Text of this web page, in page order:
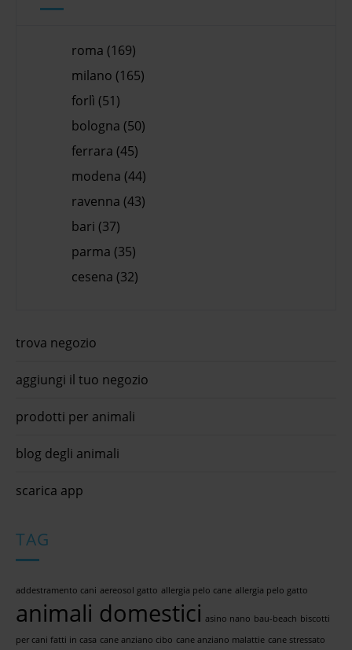
roma (169)
milano (165)
forlì (51)
bologna (50)
ferrara (45)
modena (44)
ravenna (43)
bari (37)
parma (35)
cesena (32)
trova negozio
aggiungi il tuo negozio
prodotti per animali
blog degli animali
scarica app
TAG
addestramento cani aereosol gatto allergia pelo cane allergia pelo gatto
animali domestici asino nano bau-beach biscotti
per cani fatti in casa cane anziano cibo cane anziano malattie cane stressato